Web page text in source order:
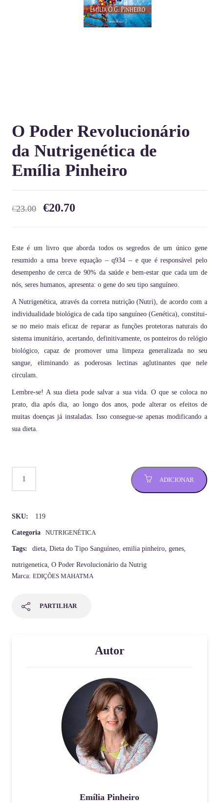
O Poder Revolucionário
da Nutrigenética de
Emília Pinheiro
€23.00 €20.70
Este é um livro que aborda todos os segredos de um único gene
resumido a uma breve equação – q934 – e que é responsável pelo
desempenho de cerca de 90% da saúde e bem-estar que cada um de
nós, seres humanos, apresenta: o gene do seu tipo sanguíneo.
A Nutrigenética, através da correta nutrição (Nutri), de acordo com a
individualidade biológica de cada tipo sanguíneo (Genética), constitui-
se no meio mais eficaz de reparar as funções protetoras naturais do
sistema imunitário, acertando, definitivamente, os ponteiros do relógio
biológico, capaz de promover uma limpeza generalizada no seu
sangue, eliminando as poderosas lectinas aglutinantes que nele
circulam.
Lembre-se! A sua dieta pode salvar a sua vida. O que se coloca no
prato, dia após dia, ao longo dos anos, pode alterar os efeitos de
muitas doenças já instaladas. Isso consegue-se apenas modificando a
sua dieta.
ADICIONAR
SKU: 119
Categoria NUTRIGENÉTICA
Tags: dieta, Dieta do Tipo Sanguíneo, emilia pinheiro, genes,
nutrigenetica, O Poder Revolucionário da Nutrig
Marca: EDIÇÕES MAHATMA
PARTILHAR
Autor
Emília Pinheiro